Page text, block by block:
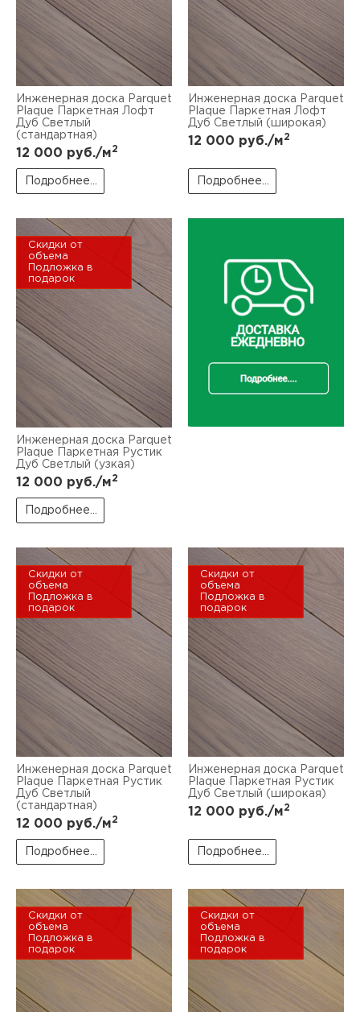
Инженерная доска Parquet
Plaque Паркетная Лофт
Дуб Светлый
(стандартная)
12 000 руб./м2
Подробнее...
Инженерная доска Parquet
Plaque Паркетная Лофт
Дуб Светлый (широкая)
12 000 руб./м2
Подробнее...
Скидки от
объема
Подложка в
подарок
Инженерная доска Parquet
Plaque Паркетная Рустик
Дуб Светлый (узкая)
12 000 руб./м2
Подробнее...
Скидки от
объема
Подложка в
подарок
Инженерная доска Parquet
Plaque Паркетная Рустик
Дуб Светлый
(стандартная)
12 000 руб./м2
Подробнее...
Скидки от
объема
Подложка в
подарок
Инженерная доска Parquet
Plaque Паркетная Рустик
Дуб Светлый (широкая)
12 000 руб./м2
Подробнее...
Скидки от
объема
Подложка в
подарок
Скидки от
объема
Подложка в
подарок